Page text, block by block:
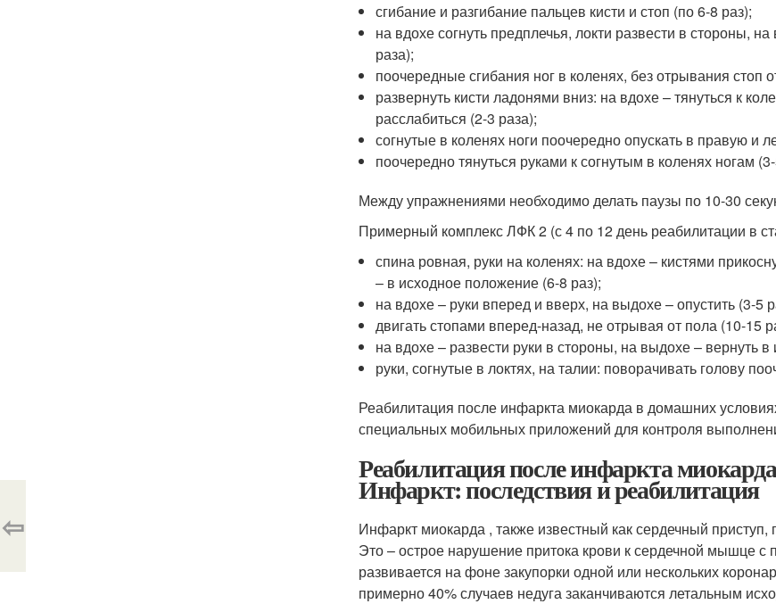
сгибание и разгибание пальцев кисти и стоп (по 6-8 раз);
на вдохе согнуть предплечья, локти развести в стороны,
раза);
поочередные сгибания ног в коленях, без отрывания стоп
развернуть кисти ладонями вниз: на вдохе – тянуться к
расслабиться (2-3 раза);
согнутые в коленях ноги поочередно опускать в правую и
поочередно тянуться руками к согнутым в коленях ногам
Между упражнениями необходимо делать паузы по 10-30
Примерный комплекс ЛФК 2 (с 4 по 12 день реабилитации в
спина ровная, руки на коленях: на вдохе – кистями
– в исходное положение (6-8 раз);
на вдохе – руки вперед и вверх, на выдохе – опустить (3-5
двигать стопами вперед-назад, не отрывая от пола (10-15
на вдохе – развести руки в стороны, на выдохе – вернуть
руки, согнутые в локтях, на талии: поворачивать голову
Реабилитация после инфаркта миокарда в домашних
специальных мобильных приложений для контроля
Реабилитация после инфаркта
Инфаркт: последствия и реабилитация
Инфаркт миокарда , также известный как сердечный
Это – острое нарушение притока крови к сердечной мышце
развивается на фоне закупорки одной или нескольких
примерно 40% случаев недуга заканчиваются летальным
⇦